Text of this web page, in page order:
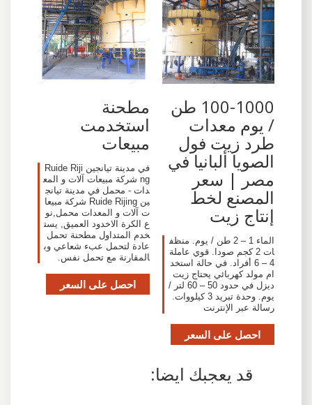
100-1000 طن
/ يوم معدات
طرد زيت فول
الصويا ألبانيا في
مصر | سعر
المصنع لخط
إنتاج زيت
الماء 1 – 2 طن / يوم. منظف
ات 2 كجم صودا. قوي عاملة
4 – 6 أفراد. في حالة استخد
ام مولد كهربائي يحتاج زيت
ديزل في حدود 50 – 60 لتر /
يوم. وحدة تبريد 3 كيلووات.
رسالة عبر الإنترنت
احصل على السعر
مطحنة
استخدمت
مبيعات
في مدينة تيانجين Ruide Riji
ng شركة مبيعات آلات و المع
دات - محمل في مدينة تيانج
ين Ruide Rijing شركة مبيعا
ت آلات و المعدات محمل,نو
ع الكرة الاخدود العميق, يست
خدم المتداول مطحنة تحمل
عادة لتحمل عبء شعاعي وب
المقارنة مع تحمل نفس.
احصل على السعر
قد يعجبك ايضا: